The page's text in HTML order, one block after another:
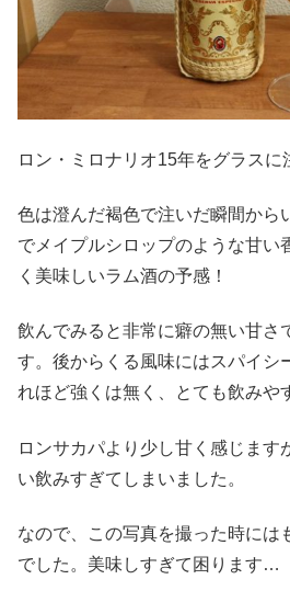
ロン・ミロナリオ15年をグラスに
色は澄んだ褐色で注いだ瞬間から
でメイプルシロップのような甘い
く美味しいラム酒の予感！
飲んでみると非常に癖の無い甘さ
す。後からくる風味にはスパイシ
れほど強くは無く、とても飲みや
ロンサカパより少し甘く感じます
い飲みすぎてしまいました。
なので、この写真を撮った時には
でした。美味しすぎて困ります…